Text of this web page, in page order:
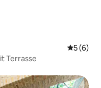
5 (6)
Terrasse